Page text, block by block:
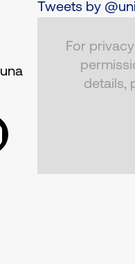
Tweets by
For
details,